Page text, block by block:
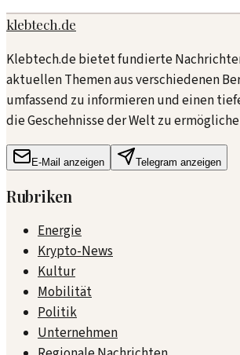
klebtech.de
Klebtech.de bietet fundierte
aktuellen Themen aus verschiedenen
umfassend zu informieren und einen
die Geschehnisse der Welt zu
E-Mail anzeigen Telegram anzeigen
Rubriken
Energie
Krypto-News
Kultur
Mobilität
Politik
Unternehmen